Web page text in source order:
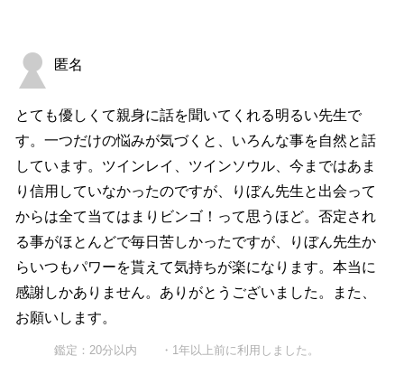
匿名
とても優しくて親身に話を聞いてくれる明るい先生で
す。一つだけの悩みが気づくと、いろんな事を自然と話
しています。ツインレイ、ツインソウル、今まではあま
り信用していなかったのですが、りぼん先生と出会って
からは全て当てはまりビンゴ！って思うほど。否定され
る事がほとんどで毎日苦しかったですが、りぼん先生か
らいつもパワーを貰えて気持ちが楽になります。本当に
感謝しかありません。ありがとうございました。また、
お願いします。
鑑定：20分以内 ・1年以上前に利用しました。